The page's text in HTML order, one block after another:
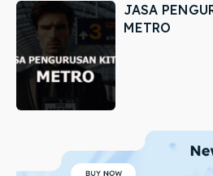
JASA
METRO